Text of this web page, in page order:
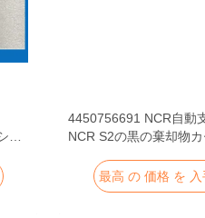
4450756691 NCR自動
NCR S2の黒の棄却物カ
最高 の 価格 を 入